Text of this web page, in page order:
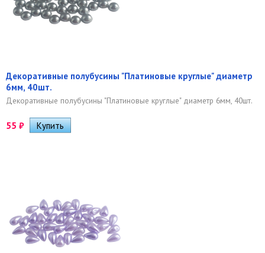
Декоративные полубусины "Платиновые круглые" диаметр
6мм, 40шт.
Декоративные полубусины "Платиновые круглые" диаметр 6мм, 40шт.
55 ₽